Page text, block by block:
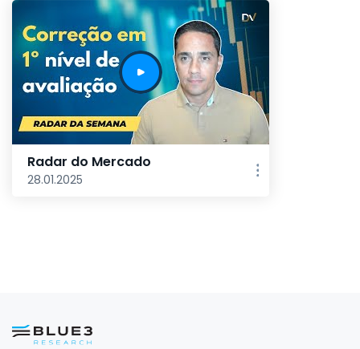
Radar do Mercado
28.01.2025